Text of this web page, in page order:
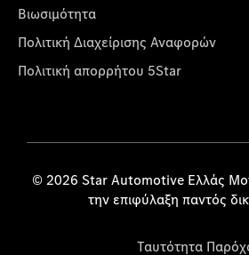
Βιωσιμότητα
Πολιτική Διαχείρισης Αναφορών
Πολιτική απορρήτου 5Star
© 2026 Star Automotive Ελλάς
την επιφύλαξη παντός
Ταυτότητα